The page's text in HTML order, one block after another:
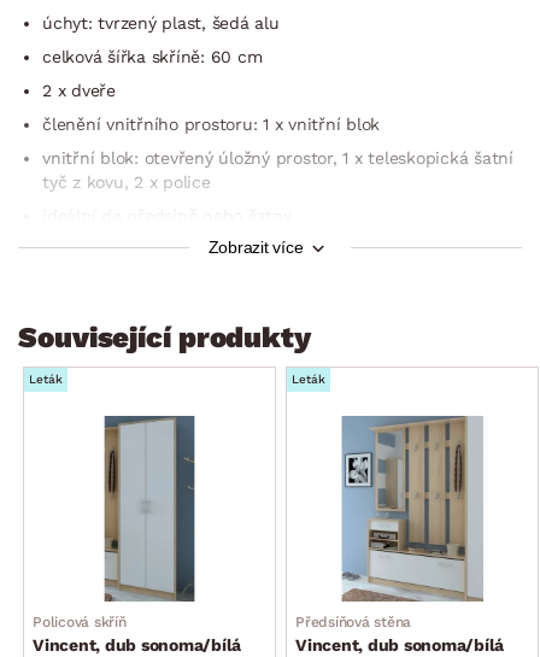
úchyt: tvrzený plast, šedá alu
celková šířka skříně: 60 cm
2 x dveře
členění vnitřního prostoru: 1 x vnitřní blok
vnitřní blok: otevřený úložný prostor, 1 x teleskopická šatní
tyč z kovu, 2 x police
český výrobek
Zobrazit více
Související produkty
Leták
Policová skříň
Vincent, dub sonoma/bílá
Leták
Předsíňová stěna
Vincent, dub sonoma/bílá